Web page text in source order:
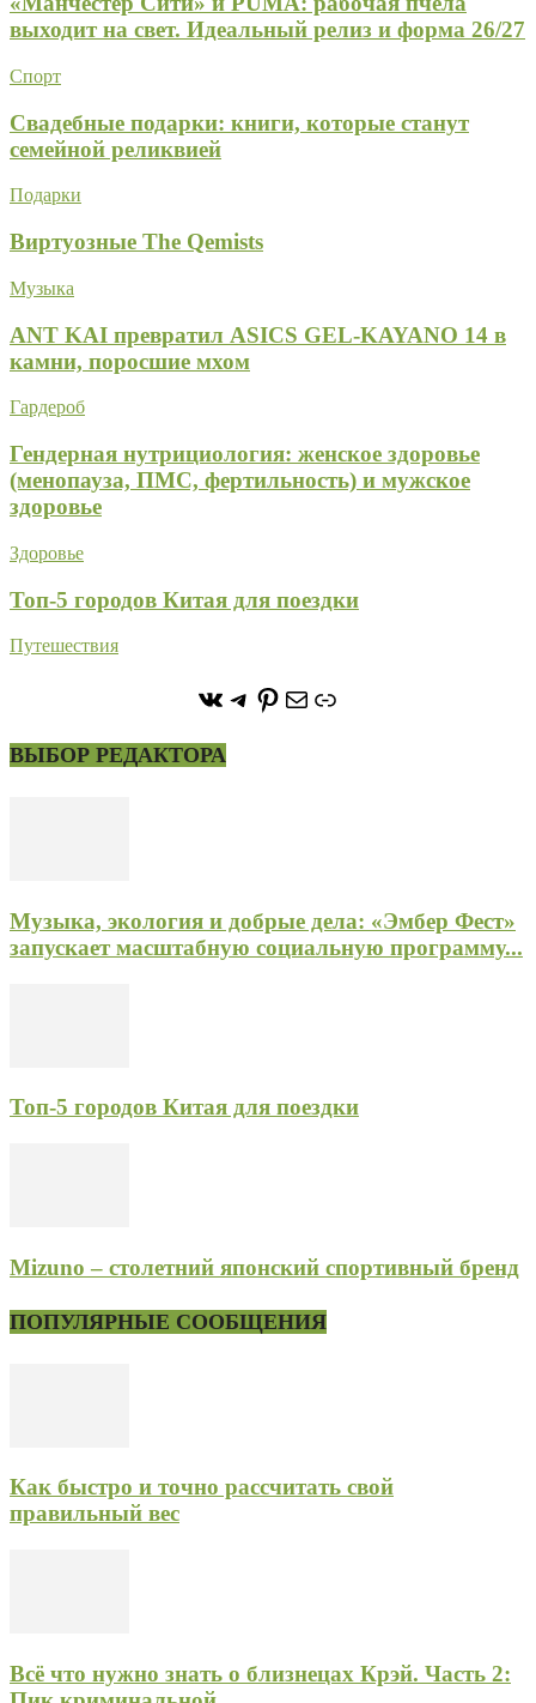
выходит на свет. Идеальный релиз и форма 26/27
Спорт
Свадебные подарки: книги, которые станут
семейной реликвией
Подарки
Виртуозные The Qemists
Музыка
ANT KAI превратил ASICS GEL-KAYANO 14 в
камни, поросшие мхом
Гардероб
Гендерная нутрициология: женское здоровье
(менопауза, ПМС, фертильность) и мужское
здоровье
Здоровье
Топ-5 городов Китая для поездки
Путешествия
https://vk.com/
https://t.me/stoneforest
https://
ПочтаСсылка
ВЫБОР РЕДАКТОРА
Музыка, экология и добрые дела: «Эмбер Фест»
запускает масштабную социальную программу...
Топ-5 городов Китая для поездки
Mizuno – столетний японский спортивный бренд
ПОПУЛЯРНЫЕ СООБЩЕНИЯ
Как быстро и точно рассчитать свой
правильный вес
Всё что нужно знать о близнецах Крэй. Часть 2: